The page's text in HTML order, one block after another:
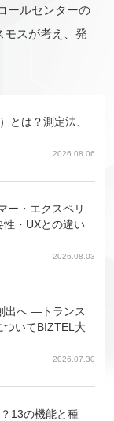
ールセンターの
モスが考え、発
とは？測定法、
2026.08.06
ー・エクスペリ
性・UXとの違い
2026.08.03
出へ ―トランス
ついてBIZTEL大
2026.07.30
13の機能と種